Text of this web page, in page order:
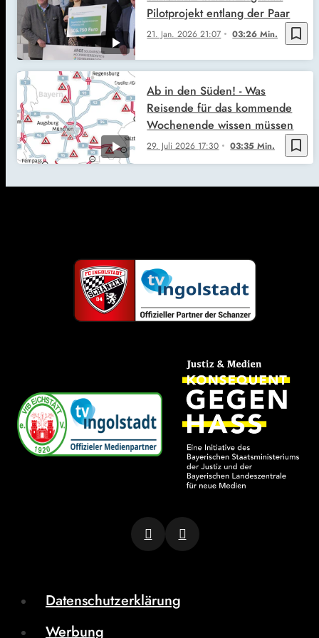
bookmark_border
21. Jan. 202621:07 03:26 Min.
Pilotprojekt entlang der Paar
bookmark_border
29. Juli 2026 17:30 03:35 Min.
Ab in den Süden! - Was
Reisende für das kommende
Wochenende wissen müssen
Datenschutzerklärung
Werbung